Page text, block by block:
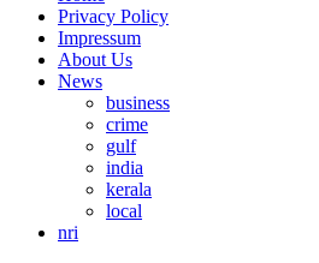
Privacy Policy
Impressum
About Us
News
business
crime
gulf
india
kerala
local
nri